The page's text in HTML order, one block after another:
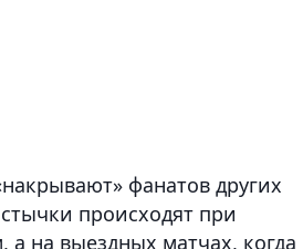
фанатов других
происходят при
на выездных матчах, когда